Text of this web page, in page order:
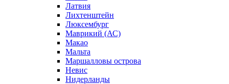
Латвия
Лихтенштейн
Люксембург
Маврикий (АС)
Макао
Мальта
Маршалловы острова
Нeвис
Нидерланды